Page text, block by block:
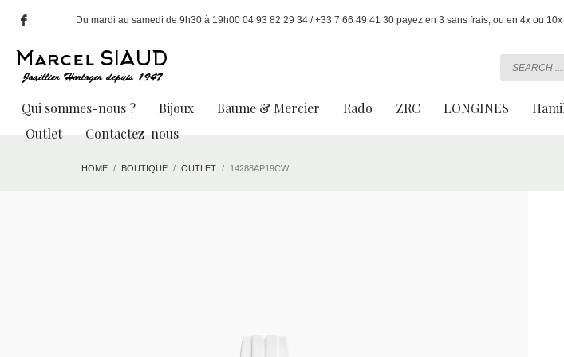
Du mardi au samedi de 9h30 à 19h00 04 93 82 29 34 / +33 7 66 49 41 30 payez en 3 sans frais, ou en 4x ou
Qui sommes-nous ? Bijoux Baume & Mercier Rado ZRC LONGINES
Outlet
Contactez-nous
HOME BOUTIQUE OUTLET 14288AP19CW